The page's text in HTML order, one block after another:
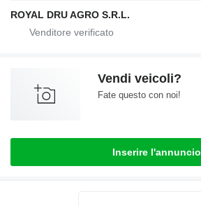
ROYAL DRU AGRO S.R.L.
Vendi veicoli?
Fate questo con noi!
Inserire l'annuncio